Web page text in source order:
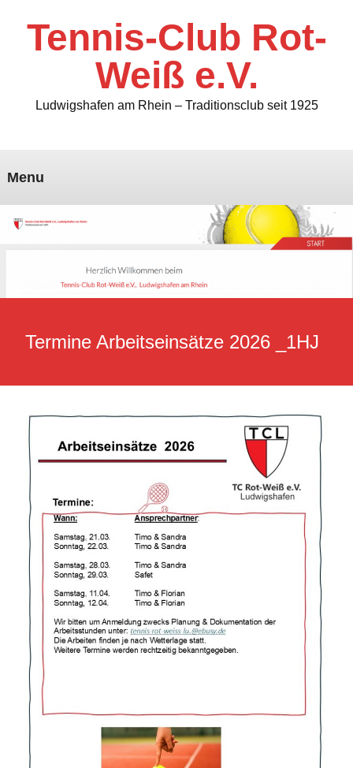
Tennis-Club Rot-
Weiß e.V.
Ludwigshafen am Rhein – Traditionsclub seit 1925
Menu
Termine Arbeitseinsätze 2026 _1HJ